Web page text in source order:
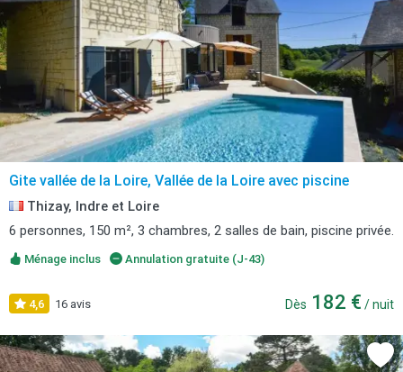
Gite vallée de la Loire, Vallée de la Loire avec piscine
Thizay, Indre et Loire
6 personnes, 150 m², 3 chambres, 2 salles de bain, piscine privée.
Ménage inclus Annulation gratuite (J-43)
4,6 16 avis Dès 182 € / nuit